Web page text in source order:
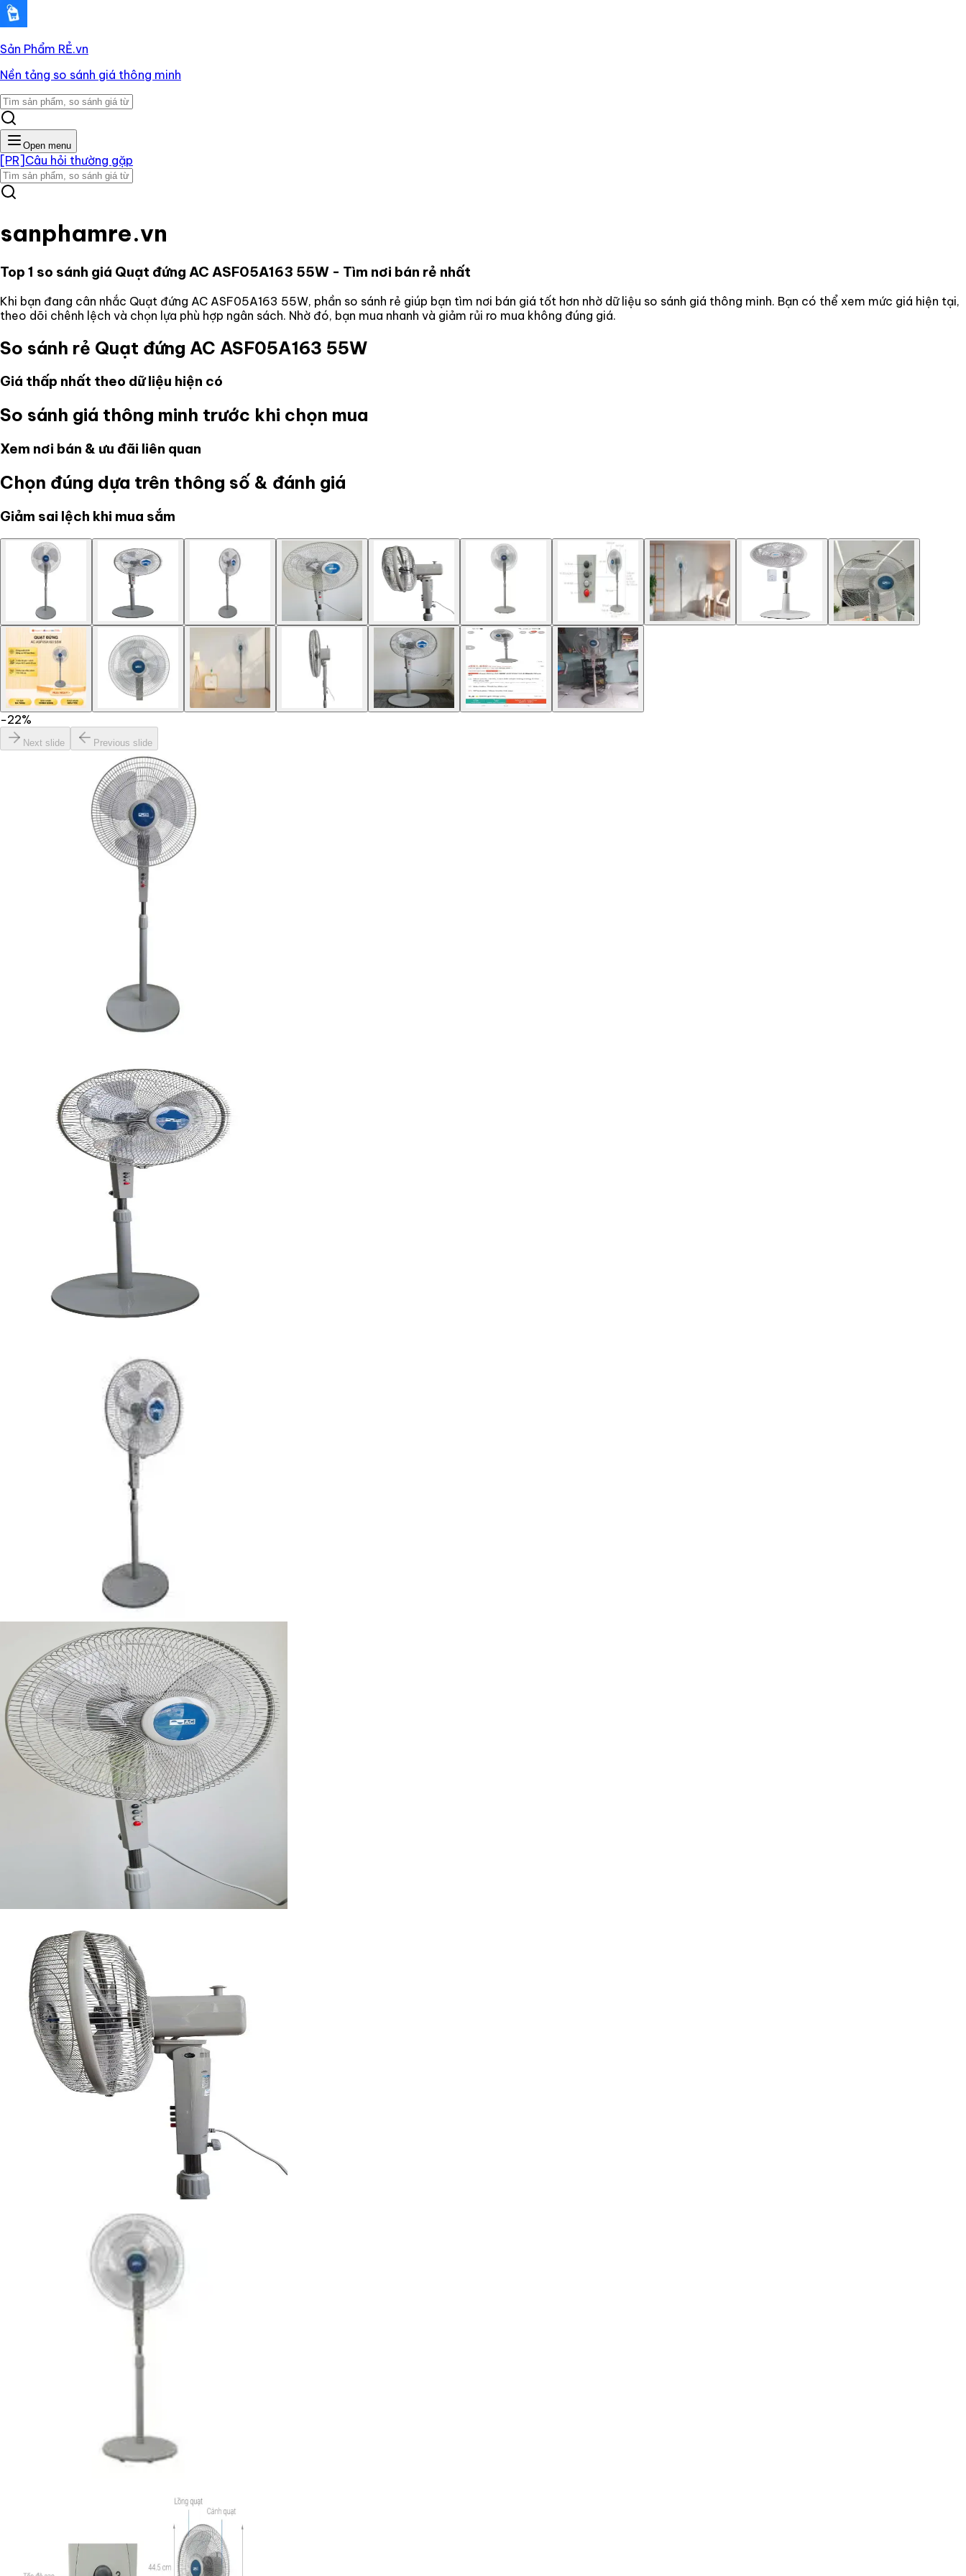
Sản Phẩm RẺ.vn
Nền tảng so sánh giá thông minh
Open menu
[PR] Câu hỏi thường gặp
sanphamre.vn
Top 1 so sánh giá Quạt đứng AC ASF05A163 55W - Tìm nơi bán rẻ nhất
Khi bạn đang cân nhắc Quạt đứng AC ASF05A163 55W, phần so sánh rẻ giúp bạn tìm nơi bán giá tốt hơn nhờ dữ liệu so sánh giá thông minh. Bạn có thể xem mức giá hiện tại,
theo dõi chênh lệch và chọn lựa phù hợp ngân sách. Nhờ đó, bạn mua nhanh và giảm rủi ro mua không đúng giá.
So sánh rẻ Quạt đứng AC ASF05A163 55W
Giá thấp nhất theo dữ liệu hiện có
So sánh giá thông minh trước khi chọn mua
Xem nơi bán & ưu đãi liên quan
Chọn đúng dựa trên thông số & đánh giá
Giảm sai lệch khi mua sắm
−22%
Next slide Previous slide